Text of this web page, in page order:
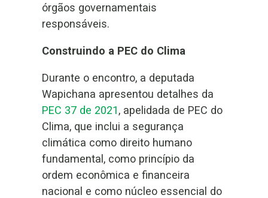
órgãos governamentais
responsáveis.
Construindo a PEC do Clima
Durante o encontro, a deputada
Wapichana apresentou detalhes da
PEC 37 de 2021, apelidada de PEC do
Clima, que inclui a segurança
climática como direito humano
fundamental, como princípio da
ordem econômica e financeira
nacional e como núcleo essencial do